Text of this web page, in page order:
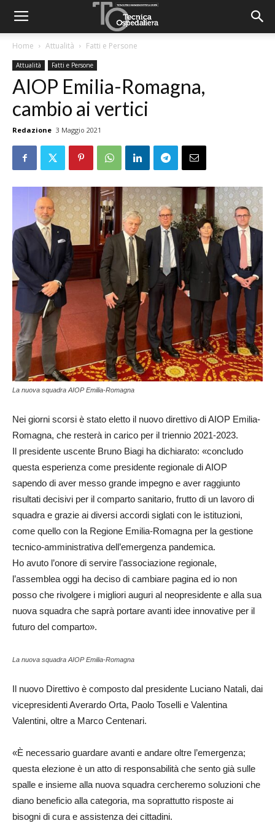
Home Attualità Fatti e Persone
Attualità Fatti e Persone
AIOP Emilia-Romagna,
cambio ai vertici
Redazione 3 Maggio 2021
La nuova squadra AIOP Emilia-Romagna
Nei giorni scorsi è stato eletto il nuovo direttivo di AIOP Emilia-
Romagna, che resterà in carico per il triennio 2021-2023.
Il presidente uscente Bruno Biagi ha dichiarato: «concludo
questa esperienza come presidente regionale di AIOP
sapendo di aver messo grande impegno e aver raggiunto
risultati decisivi per il comparto sanitario, frutto di un lavoro di
squadra e grazie ai diversi accordi siglati con le istituzioni,
come quello con la Regione Emilia-Romagna per la gestione
tecnico-amministrativa dell’emergenza pandemica.
Ho avuto l’onore di servire l’associazione regionale,
l’assemblea oggi ha deciso di cambiare pagina ed io non
posso che rivolgere i migliori auguri al neopresidente e alla sua
nuova squadra che saprà portare avanti idee innovative per il
futuro del comparto».
La nuova squadra AIOP Emilia-Romagna
Il nuovo Direttivo è composto dal presidente Luciano Natali, dai
vicepresidenti Averardo Orta, Paolo Toselli e Valentina
Valentini, oltre a Marco Centenari.
«È necessario guardare avanti e andare oltre l’emergenza;
questa elezione è un atto di responsabilità che sento già sulle
spalle e insieme alla nuova squadra cercheremo soluzioni che
diano beneficio alla categoria, ma soprattutto risposte ai
bisogni di cura e assistenza dei cittadini.